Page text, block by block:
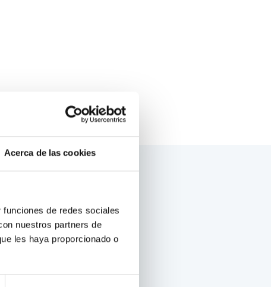
Acerca de las cookies
de redes sociales
nuestros partners de
les haya proporcionado o